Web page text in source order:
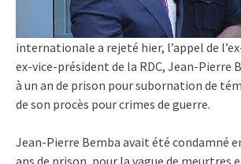
internationale a rejeté hier, l’appel de
ex-vice-président de la RDC, Jean-Pierre
à un an de prison pour subornation de
de son procès pour crimes de guerre.
Jean-Pierre Bemba avait été condamné